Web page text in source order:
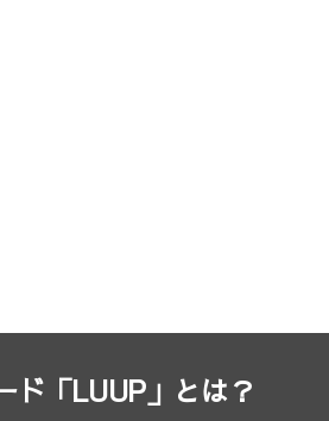
ド「LUUP」とは？